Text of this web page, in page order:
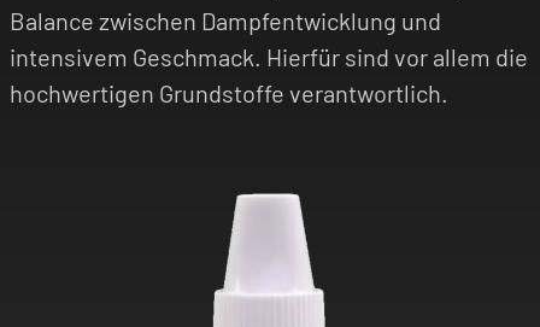
Balance zwischen Dampfentwicklung und
intensivem Geschmack. Hierfür sind vor allem die
hochwertigen Grundstoffe verantwortlich.